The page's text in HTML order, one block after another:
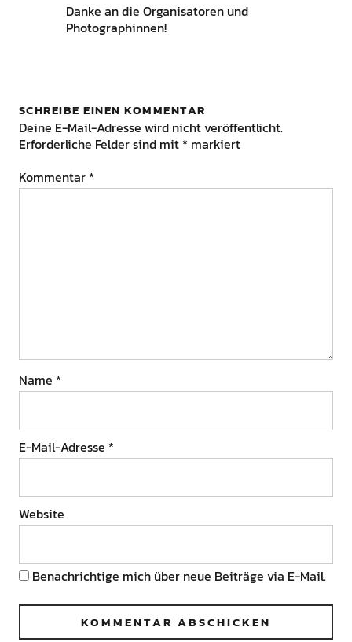
Danke an die Organisatoren und
Photographinnen!
SCHREIBE EINEN KOMMENTAR
Deine E-Mail-Adresse wird nicht veröffentlicht.
Erforderliche Felder sind mit * markiert
Kommentar *
Name *
E-Mail-Adresse *
Website
Benachrichtige mich über neue Beiträge via E-Mail.